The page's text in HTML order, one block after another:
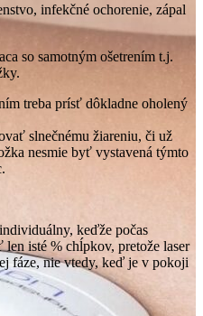
infekčné ochorenie, zápal
so samotným ošetrením t.j.
treba prísť dôkladne oholený
slnečnému žiareniu, či už
nesmie byť vystavená týmto
keďže počas
isté % chĺpkov, pretože laser
fáze, nie vtedy, keď je v pokoji